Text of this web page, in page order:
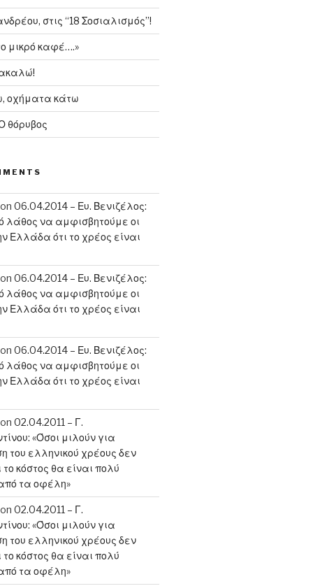
στις “18 Σοσιαλισμός”!
μικρό καφέ….»
οχήματα κάτω
θόρυβος
on 06.04.2014 – Ευ. Βενιζέλος:
λάθος να αμφισβητούμε οι
Ελλάδα ότι το χρέος είναι
on 06.04.2014 – Ευ. Βενιζέλος:
λάθος να αμφισβητούμε οι
Ελλάδα ότι το χρέος είναι
on 06.04.2014 – Ευ. Βενιζέλος:
λάθος να αμφισβητούμε οι
Ελλάδα ότι το χρέος είναι
on 02.04.2011 – Γ.
«Όσοι μιλούν για
του ελληνικού χρέους δεν
το κόστος θα είναι πολύ
τα οφέλη»
on 02.04.2011 – Γ.
«Όσοι μιλούν για
του ελληνικού χρέους δεν
το κόστος θα είναι πολύ
τα οφέλη»